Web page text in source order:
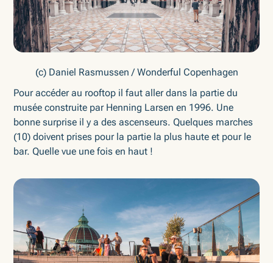
(c) Daniel Rasmussen / Wonderful Copenhagen
Pour accéder au rooftop il faut aller dans la partie du
musée construite par Henning Larsen en 1996. Une
bonne surprise il y a des ascenseurs. Quelques marches
(10) doivent prises pour la partie la plus haute et pour le
bar. Quelle vue une fois en haut !